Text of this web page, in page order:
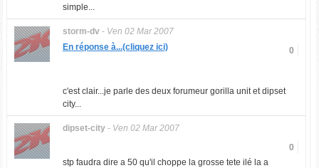
simple...
storm-dv- Ven 02 Mar 2007
0
En réponse à...(cliquez ici)
c'est clair...je parle des deux forumeur gorilla unit et dipset
city...
dipset-city- Ven 02 Mar 2007
0
stp faudra dire a 50 qu'il choppe la grosse tete ilé la a